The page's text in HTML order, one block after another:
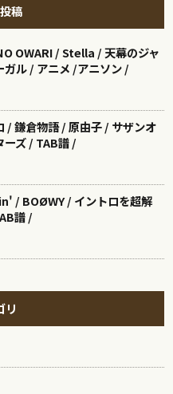
稿
OWARI / Stella / 天幕のジャ
ガル / アニメ /アニソン /
/ 鎌倉物語 / 原由子 / サザンオ
ーズ / TAB譜 /
/ BOØWY / イントロを超解
譜 /
リ